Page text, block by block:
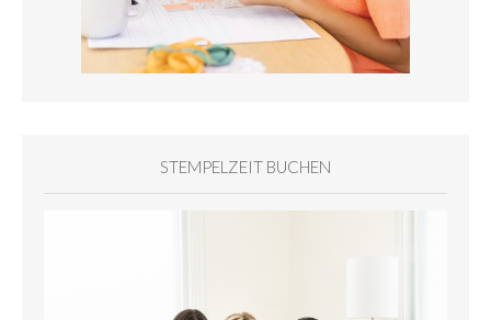
STEMPELZEIT BUCHEN